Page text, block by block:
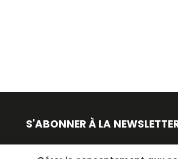
S'ABONNER À LA